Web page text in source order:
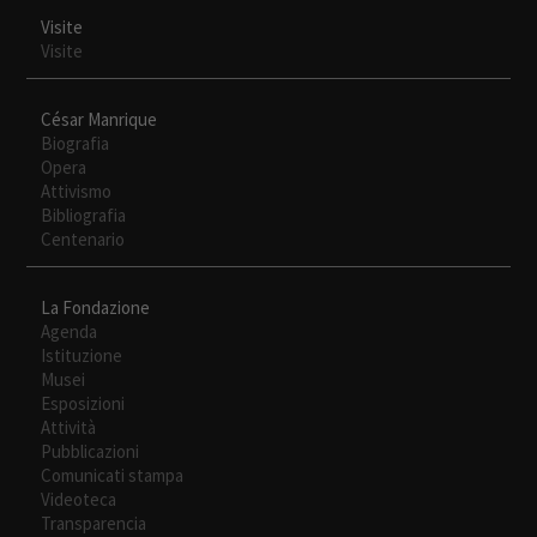
Visite
Visite
César Manrique
Biografia
Opera
Attivismo
Bibliografia
Centenario
La Fondazione
Agenda
Istituzione
Musei
Esposizioni
Attività
Pubblicazioni
Comunicati stampa
Videoteca
Transparencia
rechaza estas